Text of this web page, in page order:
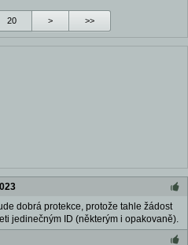
> >>
dobrá protekce, protože tahle žádost
jedinečným ID (některým i opakovaně).